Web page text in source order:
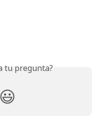
tu pregunta?
😃